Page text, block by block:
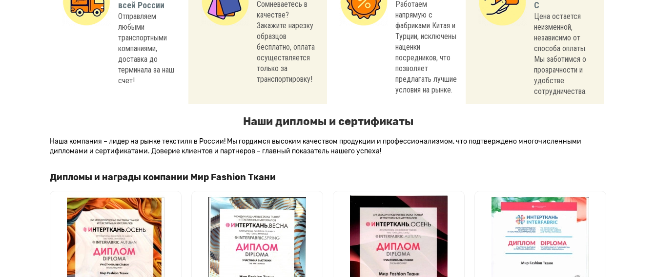
всей России
Отправляем
любыми
транспортными
компаниями,
доставка до
терминала за наш
счет!
Сомневаетесь в
качестве?
Закажите нарезку
образцов
бесплатно, оплата
осуществляется
только за
транспортировку!
Работаем
напрямую с
фабриками Китая и
Турции, исключены
наценки
посредников, что
позволяет
предлагать лучшие
условия на рынке.
С
Цена остается
неизменной,
независимо от
способа оплаты.
Мы заботимся о
прозрачности и
удобстве
сотрудничества.
Наши дипломы и сертификаты
Наша компания – лидер на рынке текстиля в России! Мы гордимся высоким качеством продукции и профессионализмом, что подтверждено многочисленными
дипломами и сертификатами. Доверие клиентов и партнеров – главный показатель нашего успеха!
Дипломы и награды компании Мир Fashion Ткани